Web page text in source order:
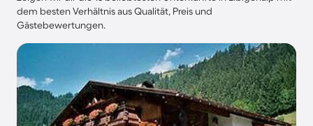
dem besten Verhältnis aus Qualität, Preis und
Gästebewertungen.